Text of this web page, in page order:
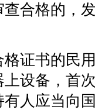
合格的，
证书的民
设备，首
人应当向